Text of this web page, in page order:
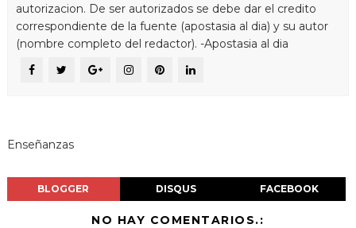
autorizacion. De ser autorizados se debe dar el credito
correspondiente de la fuente (apostasia al dia) y su autor
(nombre completo del redactor). -Apostasia al dia
Enseñanzas
BLOGGER DISQUS FACEBOOK
NO HAY COMENTARIOS.: